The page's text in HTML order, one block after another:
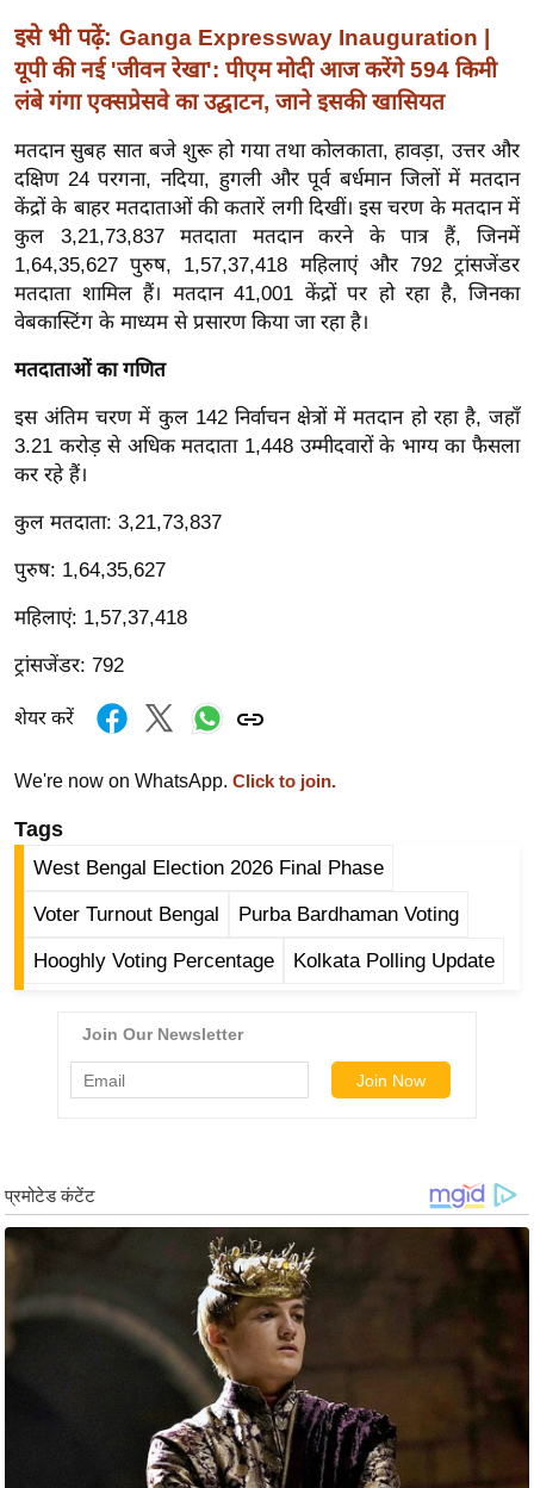
ग
इं
डि
सा
हि
त्य
ज
ग
त
टो
व
र्ल्ड
न्यू
फ
म
रं
न
ग
त
बॉ
वु
ड
स
मी
क्षा
r
इसे भी पढ़ें: Ganga Expressway Inauguration |
यूपी की नई 'जीवन रेखा': पीएम मोदी आज करेंगे 594 किमी
लंबे गंगा एक्सप्रेसवे का उद्घाटन, जाने इसकी खासियत
मतदान सुबह सात बजे शुरू हो गया तथा कोलकाता, हावड़ा, उत्तर और
दक्षिण 24 परगना, नदिया, हुगली और पूर्व बर्धमान जिलों में मतदान
केंद्रों के बाहर मतदाताओं की कतारें लगी दिखीं। इस चरण के मतदान में
कुल 3,21,73,837 मतदाता मतदान करने के पात्र हैं, जिनमें
1,64,35,627 पुरुष, 1,57,37,418 महिलाएं और 792 ट्रांसजेंडर
मतदाता शामिल हैं। मतदान 41,001 केंद्रों पर हो रहा है, जिनका
वेबकास्टिंग के माध्यम से प्रसारण किया जा रहा है।
मतदाताओं का गणित
इस अंतिम चरण में कुल 142 निर्वाचन क्षेत्रों में मतदान हो रहा है, जहाँ
3.21 करोड़ से अधिक मतदाता 1,448 उम्मीदवारों के भाग्य का फैसला
कर रहे हैं।
कुल मतदाता: 3,21,73,837
पुरुष: 1,64,35,627
महिलाएं: 1,57,37,418
ट्रांसजेंडर: 792
शेयर करें
We're now on WhatsApp. Click to join.
Tags
West Bengal Election 2026 Final Phase
Voter Turnout Bengal Purba Bardhaman Voting
Hooghly Voting Percentage Kolkata Polling Update